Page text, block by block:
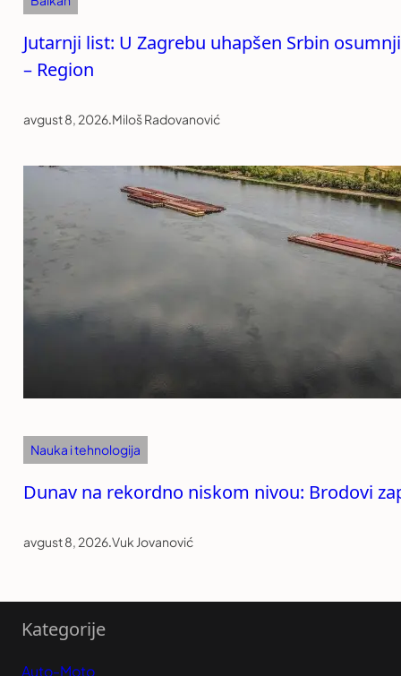
Jutarnji list: U Zagrebu uhapšen Srbin
– Region
avgust 8, 2026.Miloš Radovanović
Nauka i tehnologija
Dunav na rekordno niskom nivou: Brodovi
avgust 8, 2026.Vuk Jovanović
Kategorije
Auto-Moto